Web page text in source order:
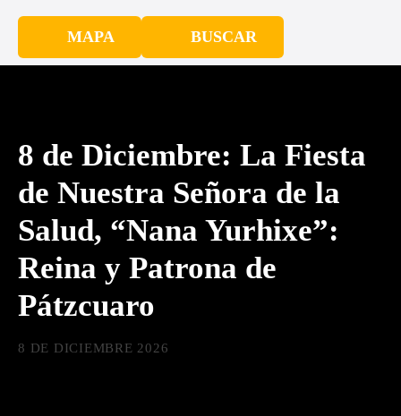
MAPA BUSCAR
8 de Diciembre: La Fiesta
de Nuestra Señora de la
Salud, “Nana Yurhixe”:
Reina y Patrona de
Pátzcuaro
8 DE DICIEMBRE 2026